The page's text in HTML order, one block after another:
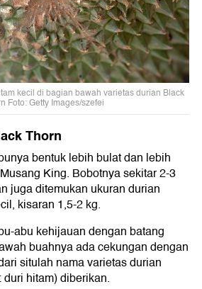
kecil di bagian bawah varietas durian Black
Foto: Getty Images/szefei
Thorn
bentuk lebih bulat dan lebih
King. Bobotnya sekitar 2-3
juga ditemukan ukuran durian
kisaran 1,5-2 kg.
abu kehijauan dengan batang
buahnya ada cekungan dengan
situlah nama varietas durian
hitam) diberikan.